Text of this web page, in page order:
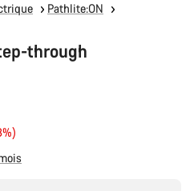
Pathlite:ON
through